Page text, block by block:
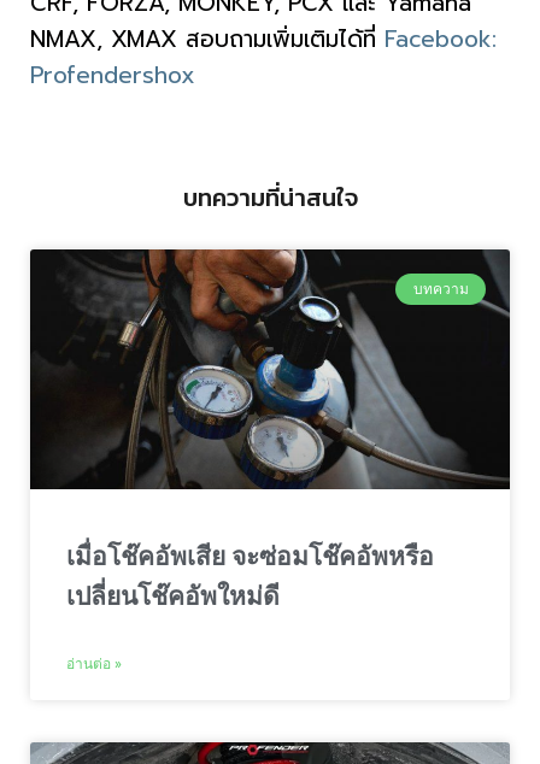
NMAX, XMAX สอบถามเพิ่มเติมได้ที่ Facebook:
Profendershox
บทความที่น่าสนใจ
บทความ
เมื่อโช๊คอัพเสีย จะซ่อมโช๊คอัพหรือ
เปลี่ยนโช๊คอัพใหม่ดี
อ่านต่อ »